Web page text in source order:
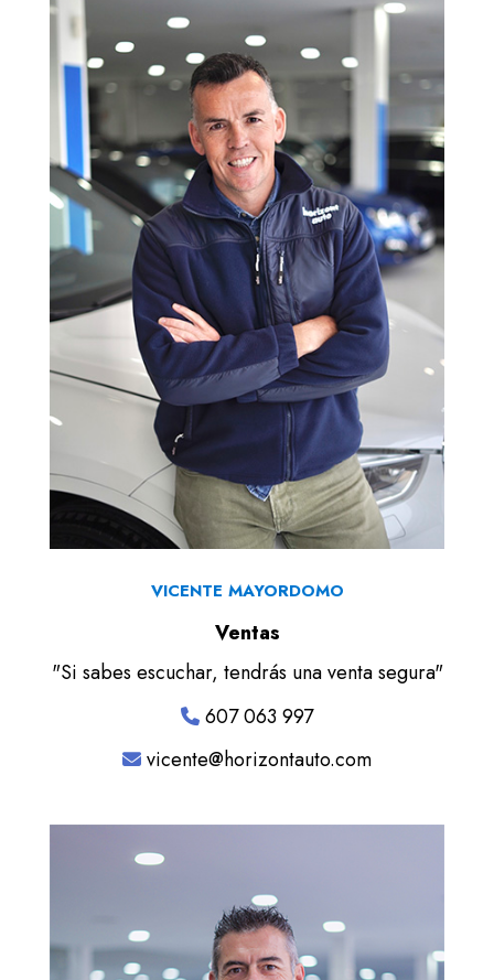
VICENTE MAYORDOMO
Ventas
"Si sabes escuchar, tendrás una venta segura"
607 063 997
vicente@horizontauto.com